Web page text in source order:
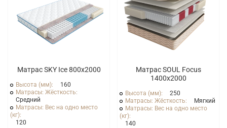
Матрас SKY Ice 800x2000
Высота (мм):
160
Матрасы: Жёсткость:
Средний
Матрасы: Вес на одно место
(кг):
120
Матрас SOUL Focus
1400x2000
Высота (мм):
250
Матрасы: Жёсткость:
Мягкий
Матрасы: Вес на одно место
(кг):
140